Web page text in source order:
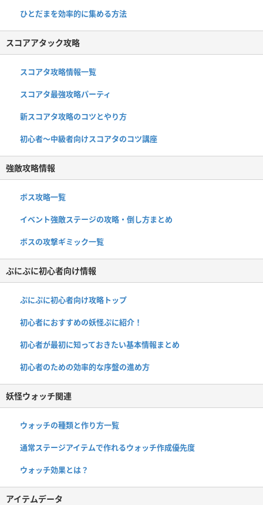
ひとだまを効率的に集める方法
スコアアタック攻略
スコアタ攻略情報一覧
スコアタ最強攻略パーティ
新スコアタ攻略のコツとやり方
初心者〜中級者向けスコアタのコツ講座
強敵攻略情報
ボス攻略一覧
イベント強敵ステージの攻略・倒し方まとめ
ボスの攻撃ギミック一覧
ぷにぷに初心者向け情報
ぷにぷに初心者向け攻略トップ
初心者におすすめの妖怪ぷに紹介！
初心者が最初に知っておきたい基本情報まとめ
初心者のための効率的な序盤の進め方
妖怪ウォッチ関連
ウォッチの種類と作り方一覧
通常ステージアイテムで作れるウォッチ作成優先度
ウォッチ効果とは？
アイテムデータ